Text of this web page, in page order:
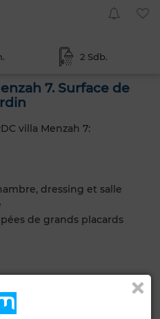
2 Sdb.
7. Surface de
villa Menzah 7:
dressing et salle
de grands placards
avec porte garage